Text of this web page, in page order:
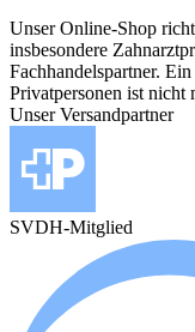
Unser Online-Shop
insbesondere
Fachhandelspartner.
Privatpersonen ist nicht
Unser Versandpartner
SVDH-Mitglied